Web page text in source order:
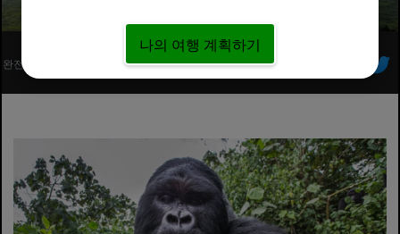
완전히 등록된 아프리카 현지 투어 운영자 우리를 따르라
나의 여행 계획하기